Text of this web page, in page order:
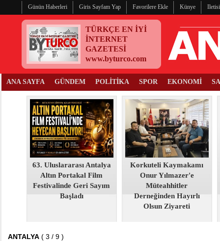
Günün Haberleri Giris Sayfam Yap Favorilere Ekle Künye
TÜRKÇE EN İYİ
İNTERNET
GAZETESİ
www.byturco.com
ANA SAYFA GÜNDEM POLİTİKA SPOR EKONOMİ
63. Uluslararası Antalya
Altın Portakal Film
Festivalinde Geri Sayım
Başladı
Korkuteli Kaymakamı
Onur Yılmazer'e
Müteahhitler
Derneğinden Hayırlı
Olsun Ziyareti
ANTALYA ( 3 / 9 )